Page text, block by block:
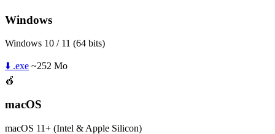
Windows
Windows 10 / 11 (64 bits)
⬇️ .exe ~252 Mo
🍎
macOS
macOS 11+ (Intel & Apple Silicon)